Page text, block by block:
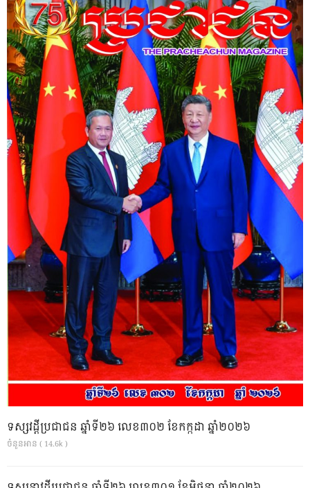
ទស្សវដ្តីប្រជាជន ឆ្នាំទី២៦ លេខ៣០២ ខែកក្កដា ឆ្នាំ២០២៦
ចំនួនអាន ( 14.6k )